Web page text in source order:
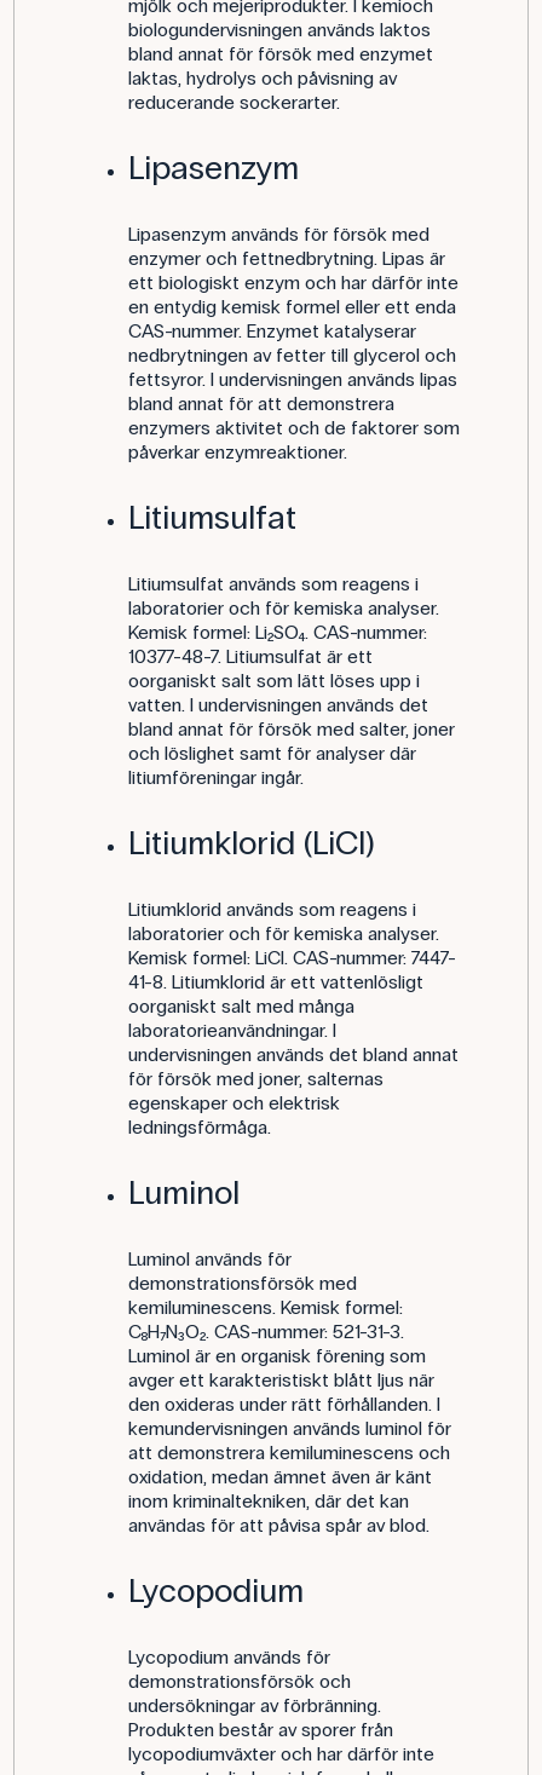
mjölk och mejeriprodukter. I kemioch
biologundervisningen används laktos
bland annat för försök med enzymet
laktas, hydrolys och påvisning av
reducerande sockerarter.
Lipasenzym
Lipasenzym används för försök med
enzymer och fettnedbrytning. Lipas är
ett biologiskt enzym och har därför inte
en entydig kemisk formel eller ett enda
CAS-nummer. Enzymet katalyserar
nedbrytningen av fetter till glycerol och
fettsyror. I undervisningen används lipas
bland annat för att demonstrera
enzymers aktivitet och de faktorer som
påverkar enzymreaktioner.
Litiumsulfat
Litiumsulfat används som reagens i
laboratorier och för kemiska analyser.
Kemisk formel: Li₂SO₄. CAS-nummer:
10377-48-7. Litiumsulfat är ett
oorganiskt salt som lätt löses upp i
vatten. I undervisningen används det
bland annat för försök med salter, joner
och löslighet samt för analyser där
litiumföreningar ingår.
Litiumklorid (LiCl)
Litiumklorid används som reagens i
laboratorier och för kemiska analyser.
Kemisk formel: LiCl. CAS-nummer: 7447-
41-8. Litiumklorid är ett vattenlösligt
oorganiskt salt med många
laboratorieanvändningar. I
undervisningen används det bland annat
för försök med joner, salternas
egenskaper och elektrisk
ledningsförmåga.
Luminol
Luminol används för
demonstrationsförsök med
kemiluminescens. Kemisk formel:
C₈H₇N₃O₂. CAS-nummer: 521-31-3.
Luminol är en organisk förening som
avger ett karakteristiskt blått ljus när
den oxideras under rätt förhållanden. I
kemundervisningen används luminol för
att demonstrera kemiluminescens och
oxidation, medan ämnet även är känt
inom kriminaltekniken, där det kan
användas för att påvisa spår av blod.
Lycopodium
Lycopodium används för
demonstrationsförsök och
undersökningar av förbränning.
Produkten består av sporer från
lycopodiumväxter och har därför inte